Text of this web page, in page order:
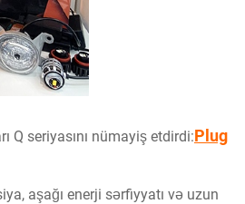
Q seriyasını nümayiş etdirdi:Plug
aşağı enerji sərfiyyatı və uzun